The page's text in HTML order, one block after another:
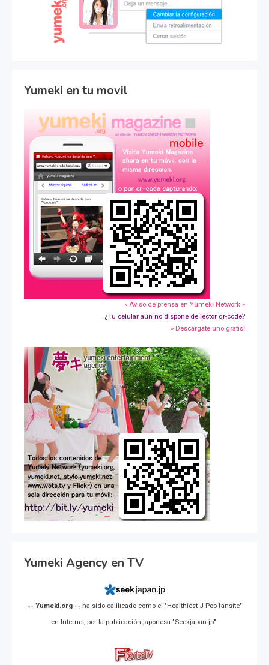
Yumeki en tu movil
» Aviso de prensa en Yumeki Network »
¿Tu celular aún no dispone de lector qr-code?
» Descárgate uno gratis!
Yumeki Agency en TV
-- Yumeki.org -- ha sido calificado como el "Healthiest J-Pop fansite"
en Internet, por la publicación japonesa "Seekjapan.jp".